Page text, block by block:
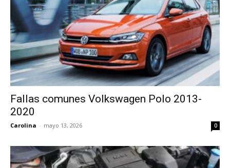
Fallas comunes Volkswagen Polo 2013-
2020
Carolina - mayo 13, 2026 0